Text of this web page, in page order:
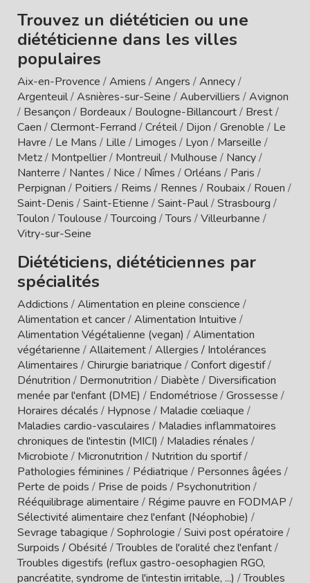
Trouvez un diététicien ou une
diététicienne dans les villes
populaires
Aix-en-Provence /Amiens /Angers /Annecy/
Argenteuil/Asnières-sur-Seine /Aubervilliers /Avignon
/ Besançon / Bordeaux/ Boulogne-Billancourt/ Brest/
Caen /Clermont-Ferrand /Créteil/ Dijon /Grenoble / Le
Havre / Le Mans / Lille / Limoges / Lyon / Marseille /
Metz/ Montpellier/ Montreuil/ Mulhouse / Nancy/
Nanterre / Nantes / Nice / Nîmes /Orléans / Paris /
Perpignan / Poitiers / Reims / Rennes / Roubaix/ Rouen /
Saint-Denis /Saint-Etienne /Saint-Paul/Strasbourg /
Toulon /Toulouse /Tourcoing /Tours /Villeurbanne /
Vitry-sur-Seine
Diététiciens, diététiciennes par
spécialités
Addictions /Alimentation en pleine conscience /
Alimentation et cancer/Alimentation Intuitive /
Alimentation Végétalienne (vegan) /Alimentation
végétarienne /Allaitement/Allergies / Intolérances
Alimentaires /Chirurgie bariatrique /Confort digestif/
Dénutrition / Dermonutrition / Diabète / Diversification
menée par l'enfant (DME) / Endométriose /Grossesse /
Horaires décalés / Hypnose / Maladie cœliaque /
Maladies cardio-vasculaires / Maladies inflammatoires
chroniques de l'intestin (MICI) / Maladies rénales /
Microbiote / Micronutrition / Nutrition du sportif/
Pathologies féminines / Pédiatrique / Personnes âgées /
Perte de poids / Prise de poids / Psychonutrition /
Rééquilibrage alimentaire / Régime pauvre en FODMAP /
Sélectivité alimentaire chez l'enfant (Néophobie) /
Sevrage tabagique /Sophrologie /Suivi post opératoire /
Surpoids / Obésité /Troubles de l'oralité chez l'enfant/
Troubles digestifs (reflux gastro-oesophagien RGO,
pancréatite, syndrome de l'intestin irritable, ...) /Troubles